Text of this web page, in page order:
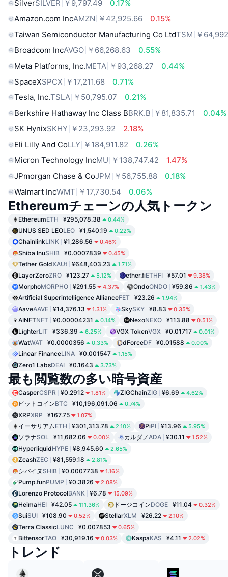
SilverSILVER ￥9,797.49
0.17%
Amazon.com IncAMZN ￥42,925.66
0.15%
Taiwan Semiconductor Manufacturing Co LtdTSM ￥
Broadcom IncAVGO ￥66,268.63
0.55%
Meta Platforms, Inc.META ￥93,268.27
0.44%
SpaceXSPCX ￥17,211.68
0.71%
Tesla, Inc.TSLA ￥50,795.07
0.21%
Berkshire Hathaway Inc Class BBRK.B ￥81,835.71
0.04%
SK HynixSKHY ￥23,293.92
2.18%
Eli Lilly And CoLLY ￥184,911.82
0.26%
Micron Technology IncMU ￥138,747.42
1.47%
JPmorgan Chase & CoJPM ￥56,755.88
0.18%
Walmart IncWMT ￥17,730.54 0.06%
Ethereumチェーンの人気トークン
EthereumETH ¥295,078.38 0.44%
UNUS SED LEOLEO ¥1,540.19 0.22%
ChainlinkLINK ¥1,286.56 0.46%
Shiba InuSHIB ¥0.0007839 0.45%
Tether GoldXAUt ¥648,403.23 1.71%
LayerZeroZRO ¥123.27 5.12% ether.fiETHFI ¥57.01 9.38%
MorphoMORPHO ¥291.55 4.37% OndoONDO ¥59.86 1.43%
Artificial Superintelligence AllianceFET ¥23.26 1.94%
AaveAAVE ¥14,376.13 1.31% SkySKY ¥8.83 0.35%
AINFTNFT ¥0.00004231 0.14% NexoNEXO ¥113.88 0.51%
LighterLIT ¥336.39 6.25% VGX TokenVGX ¥0.01717 0.01%
WatWAT ¥0.0000356 0.33% dForceDF ¥0.01588 0.00%
Linear FinanceLINA ¥0.001547 1.15%
Zero1 LabsDEAI ¥0.1643 3.73%
最も閲覧数の多い暗号資産
CasperCSPR ¥0.2912 1.81% ZIGChainZIG ¥6.69 4.62%
ビットコインBTC ¥10,196,091.06 0.74%
XRPXRP ¥167.75 1.07%
イーサリアムETH ¥301,313.78 2.10% PiPI ¥13.96 5.95%
ソラナSOL ¥11,682.06 0.00% カルダノADA ¥30.11 1.52%
HyperliquidHYPE ¥8,945.60 2.65%
ZcashZEC ¥81,559.18 2.81%
シバイヌ SHIB ¥0.0007738 1.16%
Pump.funPUMP ¥0.3826 2.08%
Lorenzo ProtocolBANK ¥6.78 15.09%
HeimaHEI ¥42.05 111.36% ドージコインDOGE ¥11.04 0.32%
SuiSUI ¥108.90 0.52% StellarXLM ¥26.22 2.10%
Terra ClassicLUNC ¥0.007853 0.65%
BittensorTAO ¥30,919.16 0.03% KaspaKAS ¥4.11 2.02%
トレンド